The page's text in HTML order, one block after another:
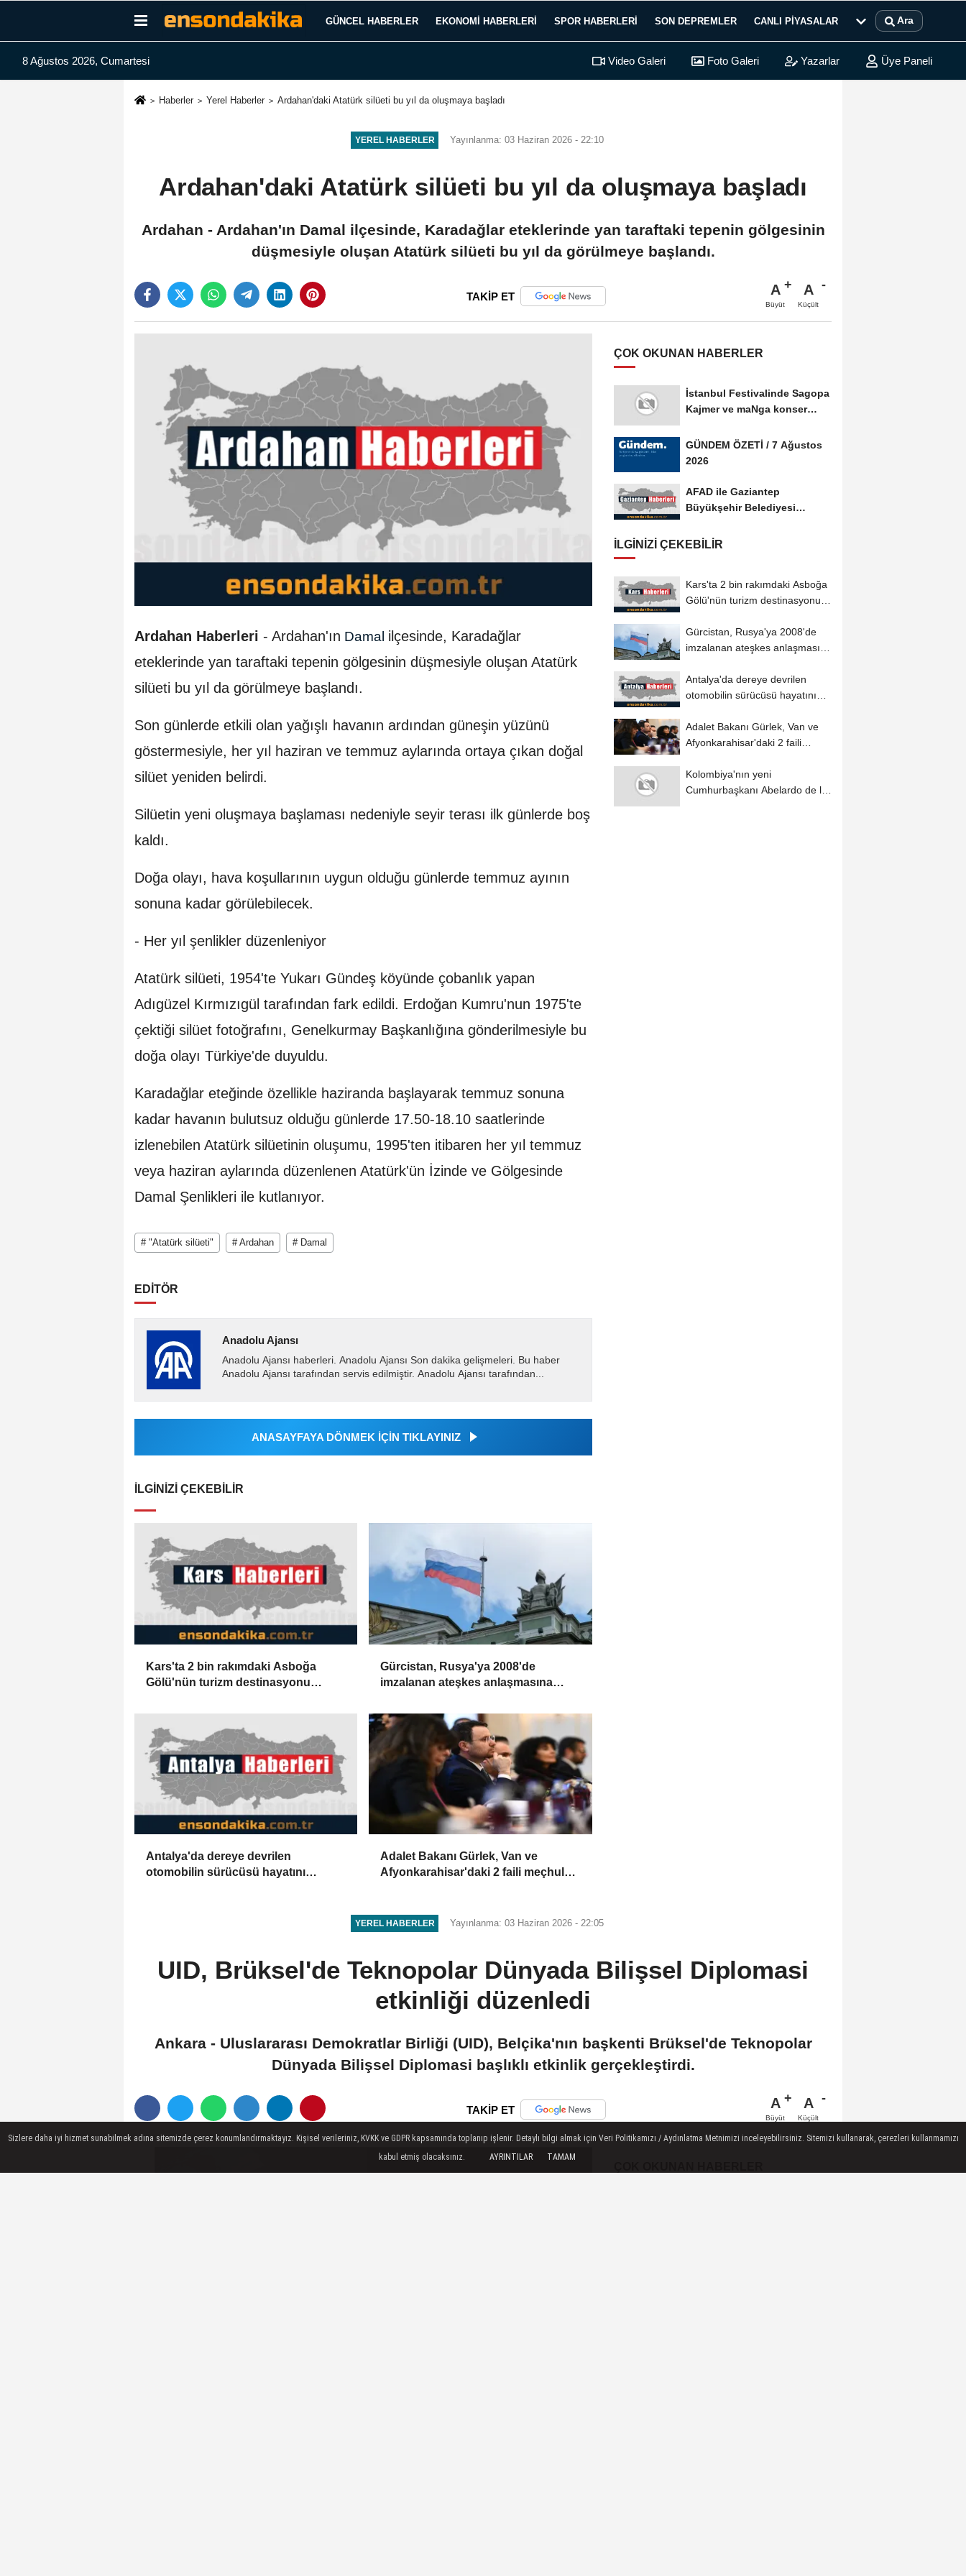
GÜNCEL HABERLER EKONOMI HABERLERI SPOR HABERLERI SON DEPREMLER CANLI PIYASALAR Ara
8 Ağustos 2026, Cumartesi Video Galeri Foto Galeri Yazarlar Üye Paneli
Haberler Yerel Haberler Ardahan'daki Atatürk silüeti bu yıl da oluşmaya başladı
YEREL HABERLER Yayınlanma: 03 Haziran 2026 - 22:10
Ardahan'daki Atatürk silüeti bu yıl da oluşmaya başladı
Ardahan - Ardahan'ın Damal ilçesinde, Karadağlar eteklerinde yan taraftaki tepenin gölgesinin
düşmesiyle oluşan Atatürk silüeti bu yıl da görülmeye başlandı.
TAKİP ET A
Büyüt
A
Küçült
Ardahan Haberleri - Ardahan'ın Damal ilçesinde, Karadağlar
eteklerinde yan taraftaki tepenin gölgesinin düşmesiyle oluşan Atatürk
silüeti bu yıl da görülmeye başlandı.
Son günlerde etkili olan yağışlı havanın ardından güneşin yüzünü
göstermesiyle, her yıl haziran ve temmuz aylarında ortaya çıkan doğal
silüet yeniden belirdi.
Silüetin yeni oluşmaya başlaması nedeniyle seyir terası ilk günlerde boş
kaldı.
Doğa olayı, hava koşullarının uygun olduğu günlerde temmuz ayının
sonuna kadar görülebilecek.
- Her yıl şenlikler düzenleniyor
Atatürk silüeti, 1954'te Yukarı Gündeş köyünde çobanlık yapan
Adıgüzel Kırmızıgül tarafından fark edildi. Erdoğan Kumru'nun 1975'te
çektiği silüet fotoğrafını, Genelkurmay Başkanlığına gönderilmesiyle bu
doğa olayı Türkiye'de duyuldu.
Karadağlar eteğinde özellikle haziranda başlayarak temmuz sonuna
kadar havanın bulutsuz olduğu günlerde 17.50-18.10 saatlerinde
izlenebilen Atatürk silüetinin oluşumu, 1995'ten itibaren her yıl temmuz
veya haziran aylarında düzenlenen Atatürk'ün İzinde ve Gölgesinde
Damal Şenlikleri ile kutlanıyor.
# "Atatürk silüeti" # Ardahan # Damal
EDİTÖR
Anadolu Ajansı
Anadolu Ajansı haberleri. Anadolu Ajansı Son dakika gelişmeleri. Bu haber
Anadolu Ajansı tarafından servis edilmiştir. Anadolu Ajansı tarafından...
ANASAYFAYA DÖNMEK İÇİN TIKLAYINIZ
İLGINIZI ÇEKEBILIR
Kars'ta 2 bin rakımdaki Asboğa
Gölü'nün turizm destinasyonu
Gürcistan, Rusya'ya 2008'de
imzalanan ateşkes anlaşmasına
Antalya'da dereye devrilen
otomobilin sürücüsü hayatını
Adalet Bakanı Gürlek, Van ve
Afyonkarahisar'daki 2 faili meçhul
ÇOK OKUNAN HABERLER
İstanbul Festivalinde Sagopa
Kajmer ve maNga konser
GÜNDEM ÖZETİ / 7 Ağustos
2026
AFAD ile Gaziantep
Büyükşehir Belediyesi
İLGINIZI ÇEKEBILIR
Kars'ta 2 bin rakımdaki Asboğa
Gölü'nün turizm destinasyonu
Gürcistan, Rusya'ya 2008'de
imzalanan ateşkes anlaşmasına
Antalya'da dereye devrilen
otomobilin sürücüsü hayatını
Adalet Bakanı Gürlek, Van ve
Afyonkarahisar'daki 2 faili
Kolombiya'nın yeni
Cumhurbaşkanı Abelardo de la
YEREL HABERLER Yayınlanma: 03 Haziran 2026 - 22:05
UID, Brüksel'de Teknopolar Dünyada Bilişsel Diplomasi
etkinliği düzenledi
Ankara - Uluslararası Demokratlar Birliği (UID), Belçika'nın başkenti Brüksel'de Teknopolar
Dünyada Bilişsel Diplomasi başlıklı etkinlik gerçekleştirdi.
TAKİP ET A
Büyüt
A
Küçült
Sizlere daha iyi hizmet sunabilmek adına sitemizde çerez konumlandırmaktayız. Kişisel verileriniz, KVKK ve GDPR kapsamında toplanıp işlenir. Detaylı bilgi almak için Veri Politikamızı / Aydınlatma Metnimizi inceleyebilirsiniz. Sitemizi kullanarak, çerezleri kullanmamızı
kabul etmiş olacaksınız.
AYRINTILAR TAMAM